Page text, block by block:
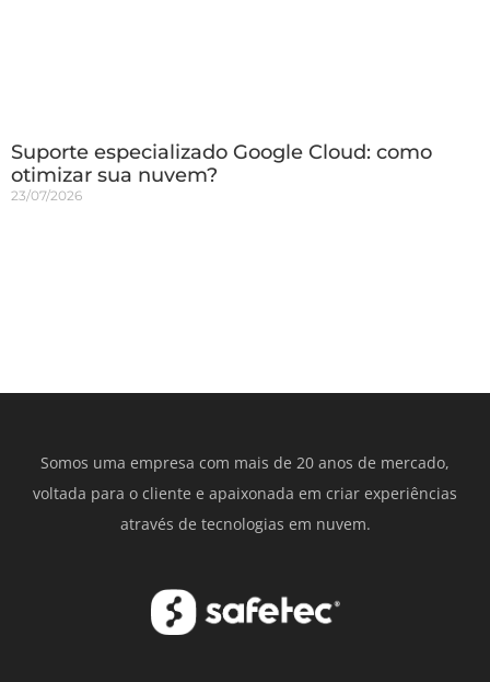
Suporte especializado Google Cloud: como
otimizar sua nuvem?
23/07/2026
Somos uma empresa com mais de 20 anos de mercado,
voltada para o cliente e apaixonada em criar experiências
através de tecnologias em nuvem.